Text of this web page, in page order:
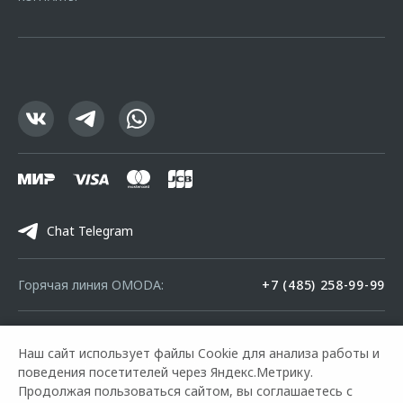
офертой.
Chat Telegram
Горячая линия OMODA: +7 (485) 258-99-99
Архивные модели
Контакты
Правовая информация
Наш сайт использует файлы Cookie для анализа работы и
поведения посетителей через Яндекс.Метрику.
Продолжая пользоваться сайтом, вы соглашаетесь с